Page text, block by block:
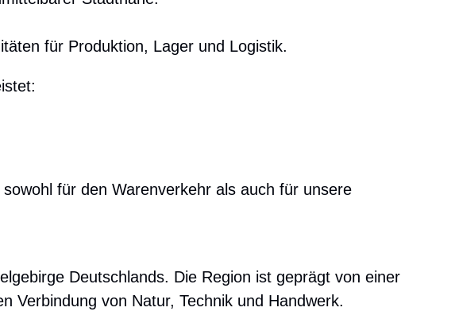
für Produktion, Lager und Logistik.
für den Warenverkehr als auch für unsere
Deutschlands. Die Region ist geprägt von einer
Verbindung von Natur, Technik und Handwerk.